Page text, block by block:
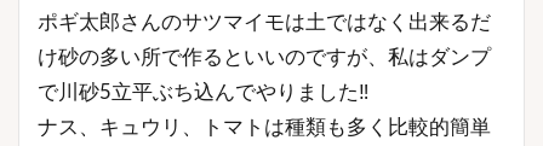
ポギ太郎さんのサツマイモは土ではなく出来るだ
け砂の多い所で作るといいのですが、私はダンプ
で川砂5立平ぶち込んでやりました‼️
ナス、キュウリ、トマトは種類も多く比較的簡単